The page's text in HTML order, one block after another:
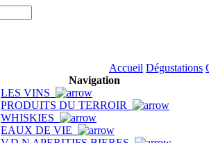
Accueil Dégustations
Navigation
LES VINS
PRODUITS DU TERROIR
WHISKIES
EAUX DE VIE